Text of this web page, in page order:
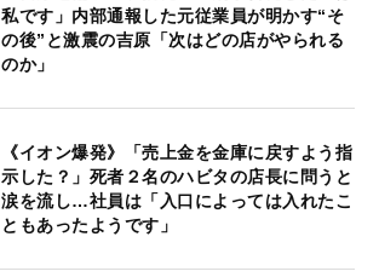
私です」内部通報した元従業員が明かす“そ
の後”と激震の吉原「次はどの店がやられる
のか」
《イオン爆発》「売上金を金庫に戻すよう指
示した？」死者２名のハビタの店長に問うと
涙を流し…社員は「入口によっては入れたこ
ともあったようです」